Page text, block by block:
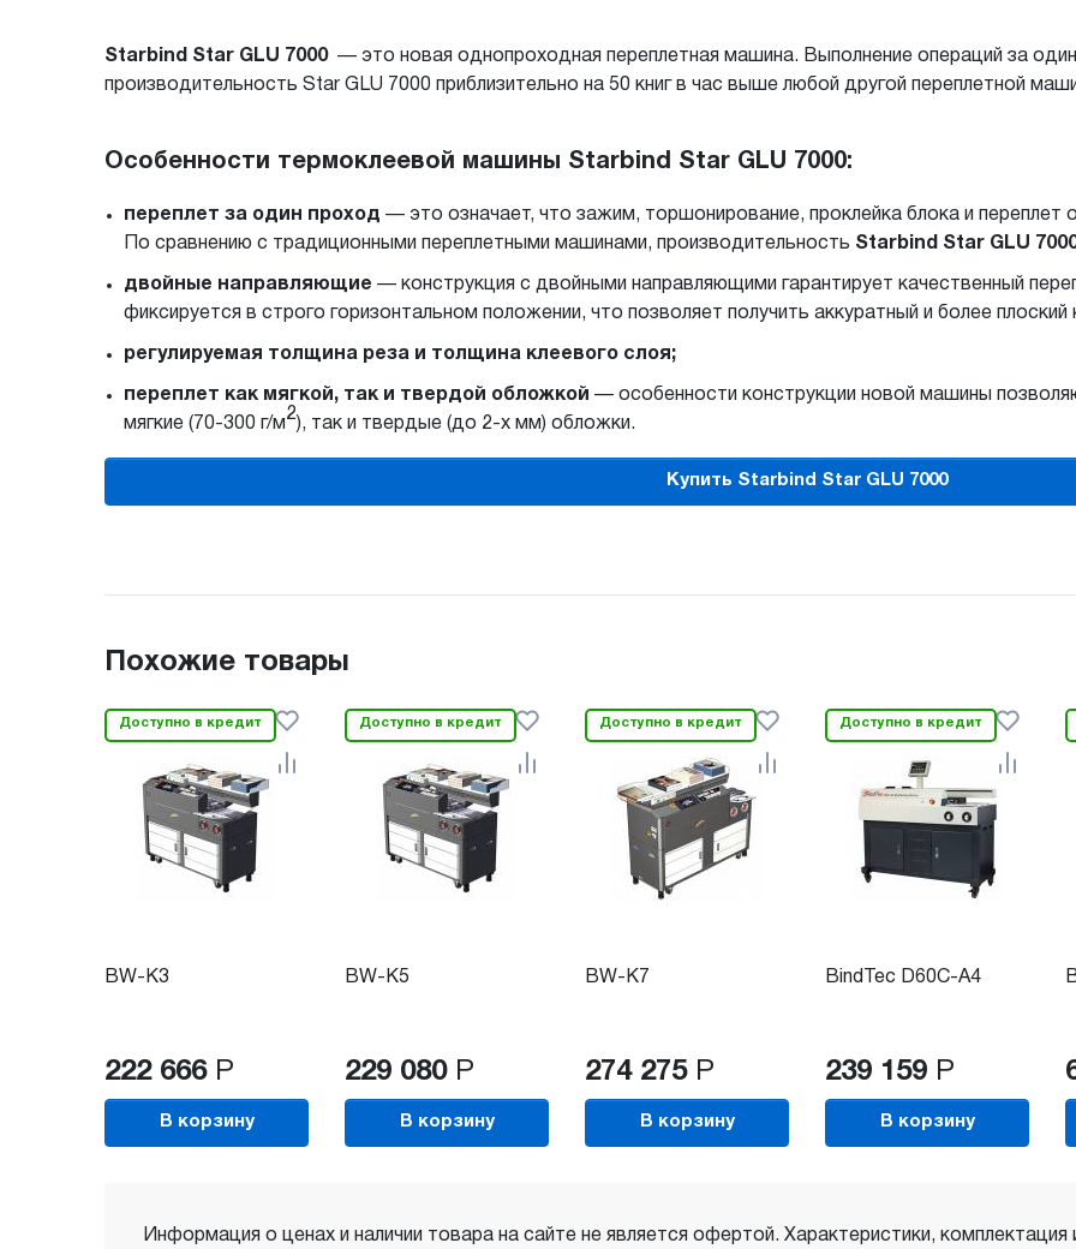
Starbind Star GLU 7000 — это новая однопроходная переплетная машина. Выполнение операций за
производительность Star GLU 7000 приблизительно на 50 книг в час выше любой другой переплетной
Особенности термоклеевой машины Starbind Star GLU 7000:
переплет за один проход — это означает, что зажим, торшонирование, проклейка блока и
По сравнению с традиционными переплетными машинами, производительность Starbind Star GLU
двойные направляющие — конструкция с двойными направляющими гарантирует качественный
фиксируется в строго горизонтальном положении, что позволяет получить аккуратный и более
регулируемая толщина реза и толщина клеевого слоя;
переплет как мягкой, так и твердой обложкой — особенности конструкции новой машины
мягкие (70-300 г/м
2
), так и твердые (до 2-х мм) обложки.
Купить Starbind Star GLU 7000
Похожие товары
Доступно в кредит
BW-K3
222 666 Р
В корзину
Доступно в кредит
BW-K5
229 080 Р
В корзину
Доступно в кредит
BW-K7
274 275 Р
В корзину
Доступно в кредит
BindTec D60C-A4
239 159 Р
В корзину
Информация о ценах и наличии товара на сайте не является офертой. Характеристики,